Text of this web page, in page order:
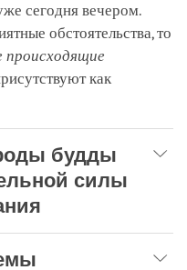
сегодня вечером.
обстоятельства, то
происходящие
как
будды
силы